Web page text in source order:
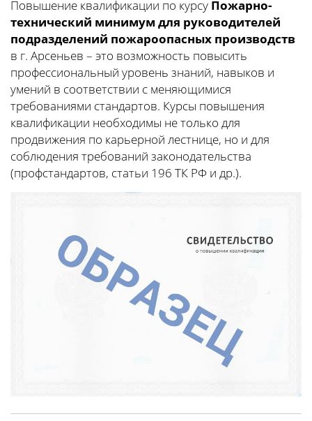
Повышение квалификации по курсу Пожарно-
технический минимум для руководителей
подразделений пожароопасных производств
в г. Арсеньев – это возможность повысить
профессиональный уровень знаний, навыков и
умений в соответствии с меняющимися
требованиями стандартов. Курсы повышения
квалификации необходимы не только для
продвижения по карьерной лестнице, но и для
соблюдения требований законодательства
(профстандартов, статьи 196 ТК РФ и др.).